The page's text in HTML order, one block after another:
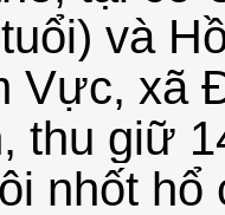
và
Vực, xã
thu giữ
nhốt hổ